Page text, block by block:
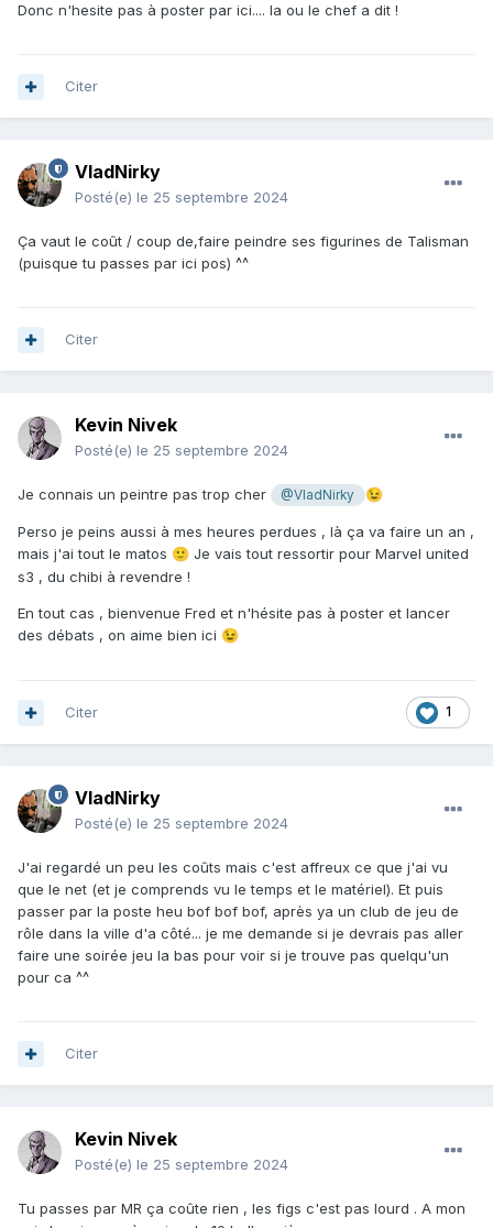
Donc n'hesite pas à poster par ici.... la ou le chef a dit !
Citer
VladNirky
Posté(e) le 25 septembre 2024
Ça vaut le coût / coup de,faire peindre ses figurines de Talisman
(puisque tu passes par ici pos) ^^
Citer
Kevin Nivek
Posté(e) le 25 septembre 2024
Je connais un peintre pas trop cher @VladNirky 😉
Perso je peins aussi à mes heures perdues , là ça va faire un an ,
mais j'ai tout le matos 🙂 Je vais tout ressortir pour Marvel united
s3 , du chibi à revendre !
En tout cas , bienvenue Fred et n'hésite pas à poster et lancer
des débats , on aime bien ici 😉
1
Citer
VladNirky
Posté(e) le 25 septembre 2024
J'ai regardé un peu les coûts mais c'est affreux ce que j'ai vu
que le net (et je comprends vu le temps et le matériel). Et puis
passer par la poste heu bof bof bof, après ya un club de jeu de
rôle dans la ville d'a côté... je me demande si je devrais pas aller
faire une soirée jeu la bas pour voir si je trouve pas quelqu'un
pour ca ^^
Citer
Kevin Nivek
Posté(e) le 25 septembre 2024
Tu passes par MR ça coûte rien , les figs c'est pas lourd . A mon